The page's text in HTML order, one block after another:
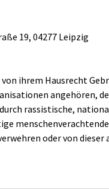
19, 04277 Leipzig
ihrem Hausrecht
angehören,
rassistische,
oder von dieser